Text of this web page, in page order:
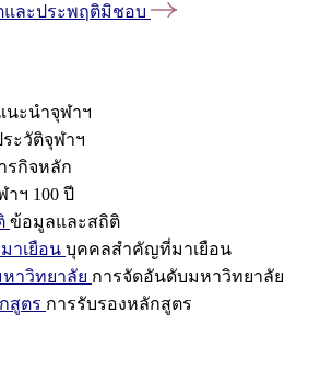
และประพฤติมิชอบ
นะนำจุฬาฯ
ะวัติจุฬาฯ
รกิจหลัก
าฯ 100 ปี
ข้อมูลและสถิติ
าเยือน บุคคลสำคัญที่มาเยือน
าวิทยาลัย การจัดอันดับมหาวิทยาลัย
สูตร การรับรองหลักสูตร